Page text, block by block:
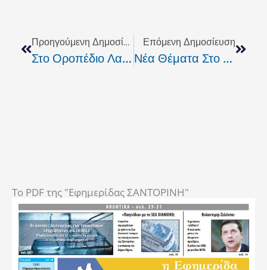
Προηγούμενη Δημοσίευση
Στο Οροπέδιο Λασιθίου Η Κινητή Μονάδα Μαστογράφου Της Νομαρχίας Ηρακλείου
Επόμενη Δημοσίευση
Νέα Θέματα Στο AGORA TV
To PDF της "Εφημερίδας ΣΑΝΤΟΡΙΝΗ"